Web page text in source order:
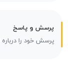
پرسش و پاسخ
پرسش خود را